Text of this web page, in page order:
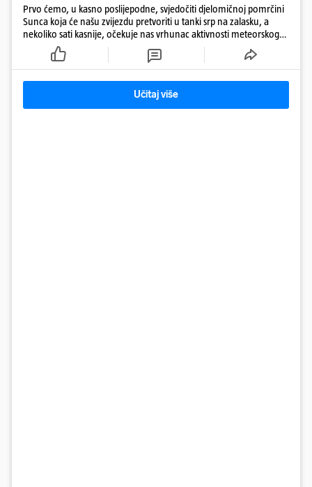
Prvo ćemo, u kasno poslijepodne, svjedočiti djelomičnoj pomrčini
Sunca koja će našu zvijezdu pretvoriti u tanki srp na zalasku, a
nekoliko sati kasnije, očekuje nas vrhunac aktivnosti meteorskog
roja Perzeida
Učitaj više